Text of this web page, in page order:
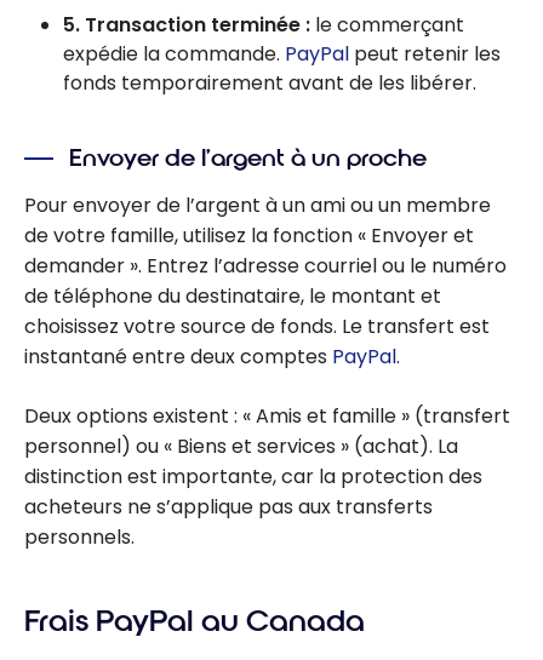
5. Transaction terminée : le commerçant
expédie la commande. PayPal peut retenir les
fonds temporairement avant de les libérer.
Envoyer de l’argent à un proche
Pour envoyer de l’argent à un ami ou un membre
de votre famille, utilisez la fonction « Envoyer et
demander ». Entrez l’adresse courriel ou le numéro
de téléphone du destinataire, le montant et
choisissez votre source de fonds. Le transfert est
instantané entre deux comptes PayPal.
Deux options existent : « Amis et famille » (transfert
personnel) ou « Biens et services » (achat). La
distinction est importante, car la protection des
acheteurs ne s’applique pas aux transferts
personnels.
Frais PayPal au Canada